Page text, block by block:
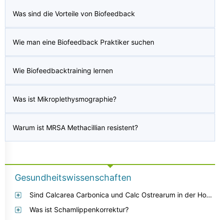
Was sind die Vorteile von Biofeedback
Wie man eine Biofeedback Praktiker suchen
Wie Biofeedbacktraining lernen
Was ist Mikroplethysmographie?
Warum ist MRSA Methacillian resistent?
Gesundheitswissenschaften
Sind Calcarea Carbonica und Calc Ostrearum in der Homöopathie die gleichen Verbindungen?
Was ist Schamlippenkorrektur?